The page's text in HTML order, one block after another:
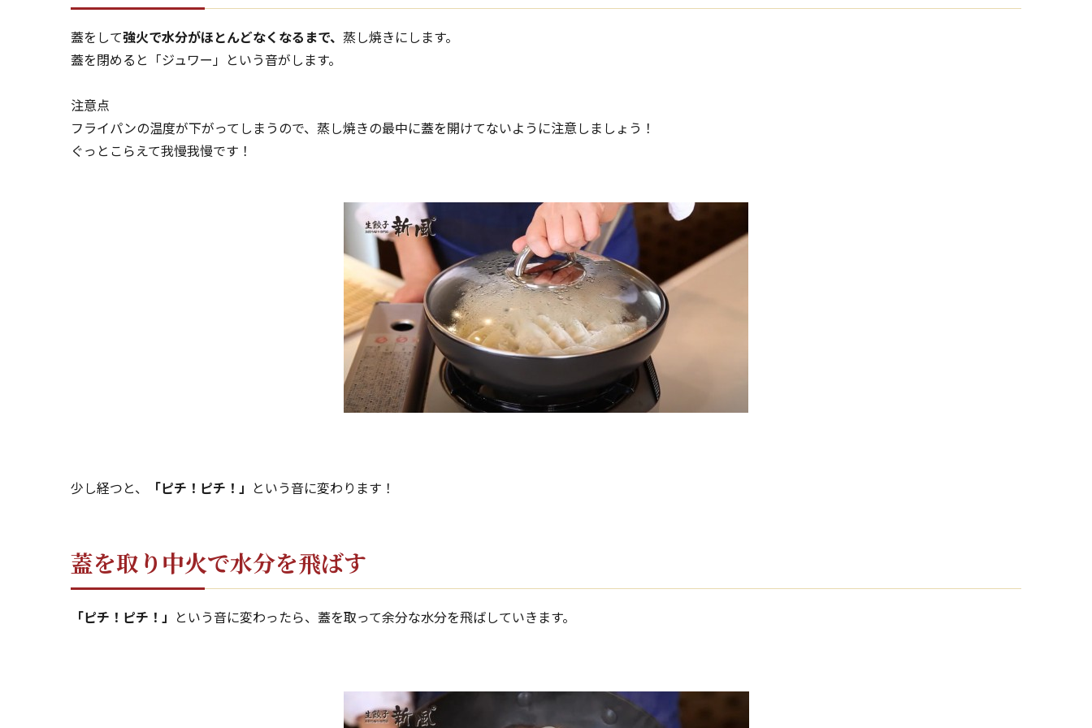
蓋をして強火で水分がほとんどなくなるまで、 蒸し焼きにします。
蓋を閉めると「ジュワー」という音がします。
注意点
フライパンの温度が下がってしまうので、蒸し焼きの最中に蓋を開けてないように注意しましょう！
ぐっとこらえて我慢我慢です！
少し経つと、 「ピチ！ピチ！」 という音に変わります！
蓋を取り中火で水分を飛ばす
「ピチ！ピチ！」 という音に変わったら、蓋を取って余分な水分を飛ばしていきます。